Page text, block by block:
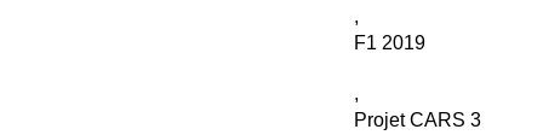
,
F1 2019
,
Projet CARS 3